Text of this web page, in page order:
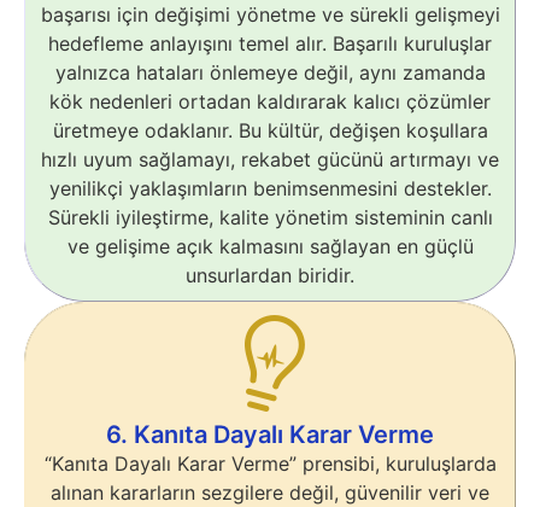
başarısı için değişimi yönetme ve sürekli gelişmeyi
hedefleme anlayışını temel alır. Başarılı kuruluşlar
yalnızca hataları önlemeye değil, aynı zamanda
kök nedenleri ortadan kaldırarak kalıcı çözümler
üretmeye odaklanır. Bu kültür, değişen koşullara
hızlı uyum sağlamayı, rekabet gücünü artırmayı ve
yenilikçi yaklaşımların benimsenmesini destekler.
Sürekli iyileştirme, kalite yönetim sisteminin canlı
ve gelişime açık kalmasını sağlayan en güçlü
unsurlardan biridir.
6. Kanıta Dayalı Karar Verme
“Kanıta Dayalı Karar Verme” prensibi, kuruluşlarda
alınan kararların sezgilere değil, güvenilir veri ve